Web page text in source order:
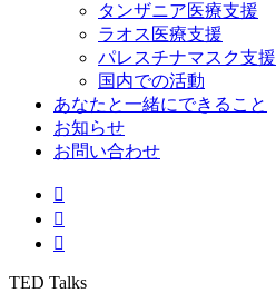
タンザニア医療支援
ラオス医療支援
パレスチナマスク支援
国内での活動
あなたと一緒にできること
お知らせ
お問い合わせ
TED Talks